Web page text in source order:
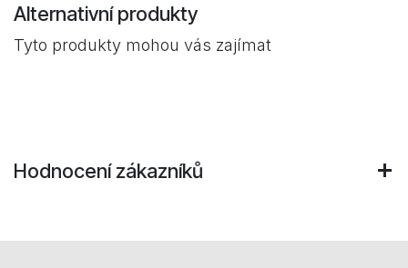
Alternativní produkty
Tyto produkty mohou vás zajímat
Hodnocení zákazníků